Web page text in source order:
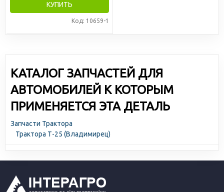
КУПИТЬ
Код: 10659-1
КАТАЛОГ ЗАПЧАСТЕЙ ДЛЯ
АВТОМОБИЛЕЙ К КОТОРЫМ
ПРИМЕНЯЕТСЯ ЭТА ДЕТАЛЬ
Запчасти Трактора
Трактора Т-25 (Владимирец)